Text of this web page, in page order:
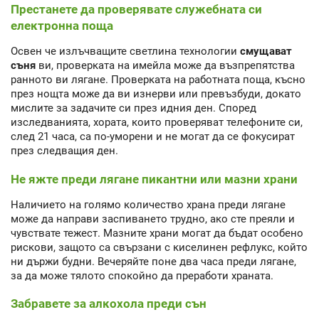
Престанете да проверявате служебната си
електронна поща
Освен че излъчващите светлина технологии смущават
съня ви, проверката на имейла може да възпрепятства
ранното ви лягане. Проверката на работната поща, късно
през нощта може да ви изнерви или превъзбуди, докато
мислите за задачите си през идния ден. Според
изследванията, хората, които проверяват телефоните си,
след 21 часа, са по-уморени и не могат да се фокусират
през следващия ден.
Не яжте преди лягане пикантни или мазни храни
Наличието на голямо количество храна преди лягане
може да направи заспиването трудно, ако сте преяли и
чувствате тежест. Мазните храни могат да бъдат особено
рискови, защото са свързани с киселинен рефлукс, който
ни държи будни. Вечеряйте поне два часа преди лягане,
за да може тялото спокойно да преработи храната.
Забравете за алкохола преди сън